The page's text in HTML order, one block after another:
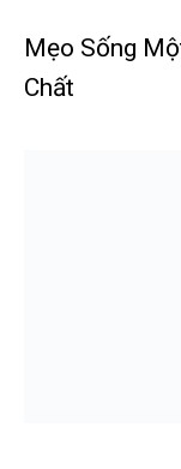
Mẹo Sống
Chất